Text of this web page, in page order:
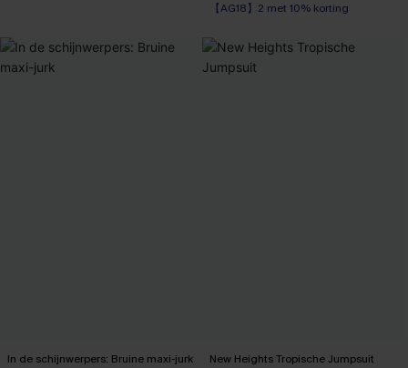
【AG18】2 met 10% korting
In de schijnwerpers: Bruine maxi-jurk New Heights Tropische Jumpsuit